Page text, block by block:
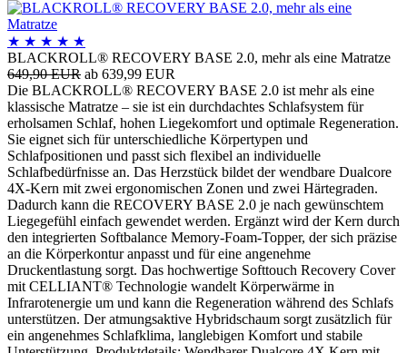
★ ★ ★ ★ ★
BLACKROLL® RECOVERY BASE 2.0, mehr als eine Matratze
649,90 EUR ab 639,99 EUR
Die BLACKROLL® RECOVERY BASE 2.0 ist mehr als eine
klassische Matratze – sie ist ein durchdachtes Schlafsystem für
erholsamen Schlaf, hohen Liegekomfort und optimale Regeneration.
Sie eignet sich für unterschiedliche Körpertypen und
Schlafpositionen und passt sich flexibel an individuelle
Schlafbedürfnisse an. Das Herzstück bildet der wendbare Dualcore
4X-Kern mit zwei ergonomischen Zonen und zwei Härtegraden.
Dadurch kann die RECOVERY BASE 2.0 je nach gewünschtem
Liegegefühl einfach gewendet werden. Ergänzt wird der Kern durch
den integrierten Softbalance Memory-Foam-Topper, der sich präzise
an die Körperkontur anpasst und für eine angenehme
Druckentlastung sorgt. Das hochwertige Softtouch Recovery Cover
mit CELLIANT® Technologie wandelt Körperwärme in
Infrarotenergie um und kann die Regeneration während des Schlafs
unterstützen. Der atmungsaktive Hybridschaum sorgt zusätzlich für
ein angenehmes Schlafklima, langlebigen Komfort und stabile